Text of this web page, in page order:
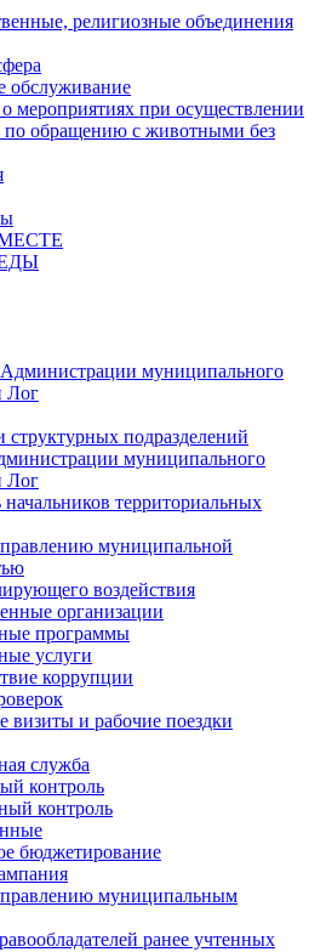
религиозные объединения
обслуживание
мероприятиях при осуществлении
по обращению с животными без
муниципального
Лог
структурных подразделений
муниципального
Лог
начальников территориальных
муниципальной
воздействия
организации
программы
услуги
коррупции
и рабочие поездки
служба
контроль
контроль
бюджетирование
муниципальным
ранее учтенных